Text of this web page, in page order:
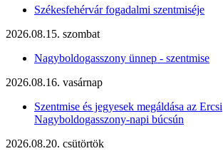
Székesfehérvár fogadalmi szentmiséje
2026.08.15. szombat
Nagyboldogasszony ünnep - szentmise
2026.08.16. vasárnap
Szentmise és jegyesek megáldása az Ercsi
Nagyboldogasszony-napi búcsún
2026.08.20. csütörtök